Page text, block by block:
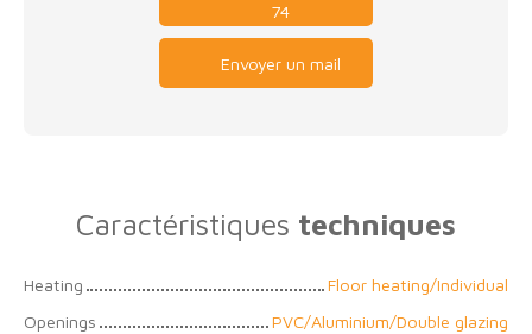
74
Envoyer un mail
Caractéristiques techniques
Heating
Floor heating/Individual
Openings
PVC/Aluminium/Double glazing